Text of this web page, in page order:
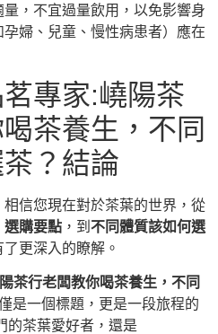
，不宜過量飲用，以免影響身
婦、兒童、慢性病患者）應在
專家:嶢陽茶
茶養生，不同
？結論
信您現在對於茶葉的世界，從
選購要點 ，到 不同體質該如何選
了更深入的瞭解。
茶行老闆教你喝茶養生，不同
是一個標題，更是一段旅程的
的茶葉愛好者，還是